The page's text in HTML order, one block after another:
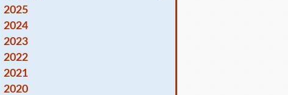
2025
2024
2023
2022
2021
2020